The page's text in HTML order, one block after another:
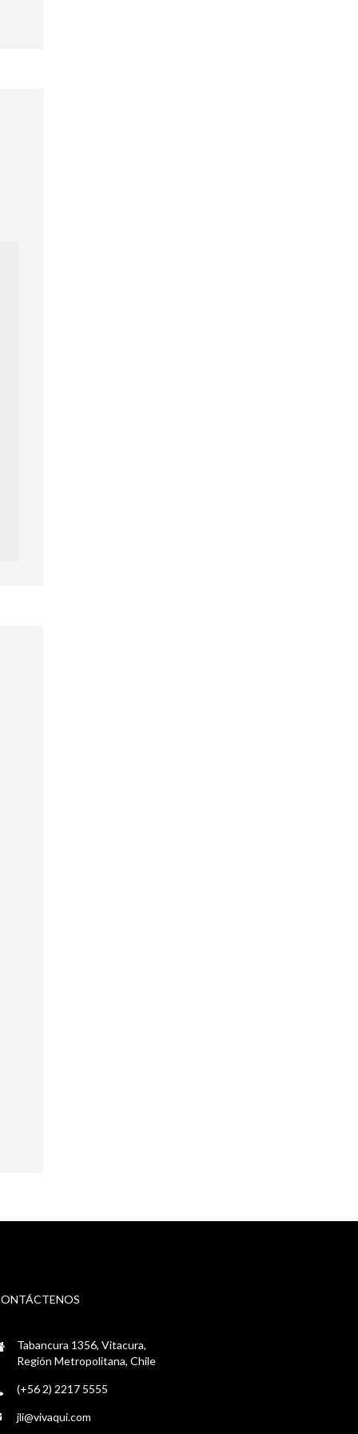
Tabancura 1356, Vitacura,
Región Metropolitana, Chile
(+56 2) 2217 5555
jli@vivaqui.com